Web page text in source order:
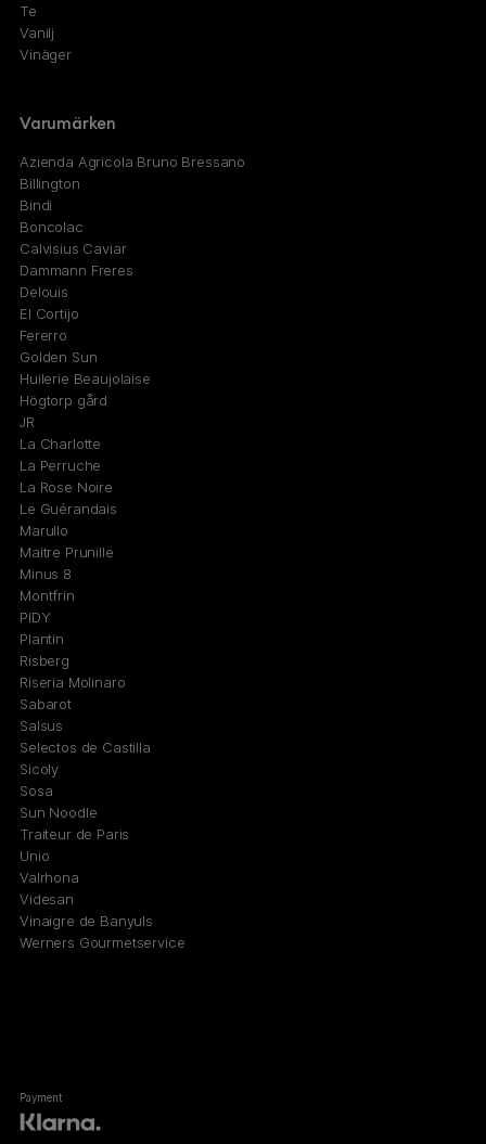
Te
Vanilj
Vinäger
Varumärken
Azienda Agricola Bruno Bressano
Billington
Bindi
Boncolac
Calvisius Caviar
Dammann Freres
Delouis
El Cortijo
Fererro
Golden Sun
Huilerie Beaujolaise
Högtorp gård
JR
La Charlotte
La Perruche
La Rose Noire
Le Guérandais
Marullo
Maitre Prunille
Minus 8
Montfrin
PIDY
Plantin
Risberg
Riseria Molinaro
Sabarot
Salsus
Selectos de Castilla
Sicoly
Sosa
Sun Noodle
Traiteur de Paris
Unio
Valrhona
Videsan
Vinaigre de Banyuls
Werners Gourmetservice
Payment